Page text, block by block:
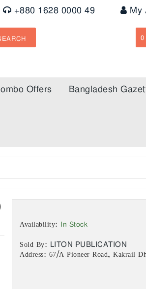
+880 1628 0000 49 My
0
Offers
Bangladesh
Availability: In Stock
Sold By: LITON PUBLICATION
Address: 67/A Pioneer Road, Kakrail